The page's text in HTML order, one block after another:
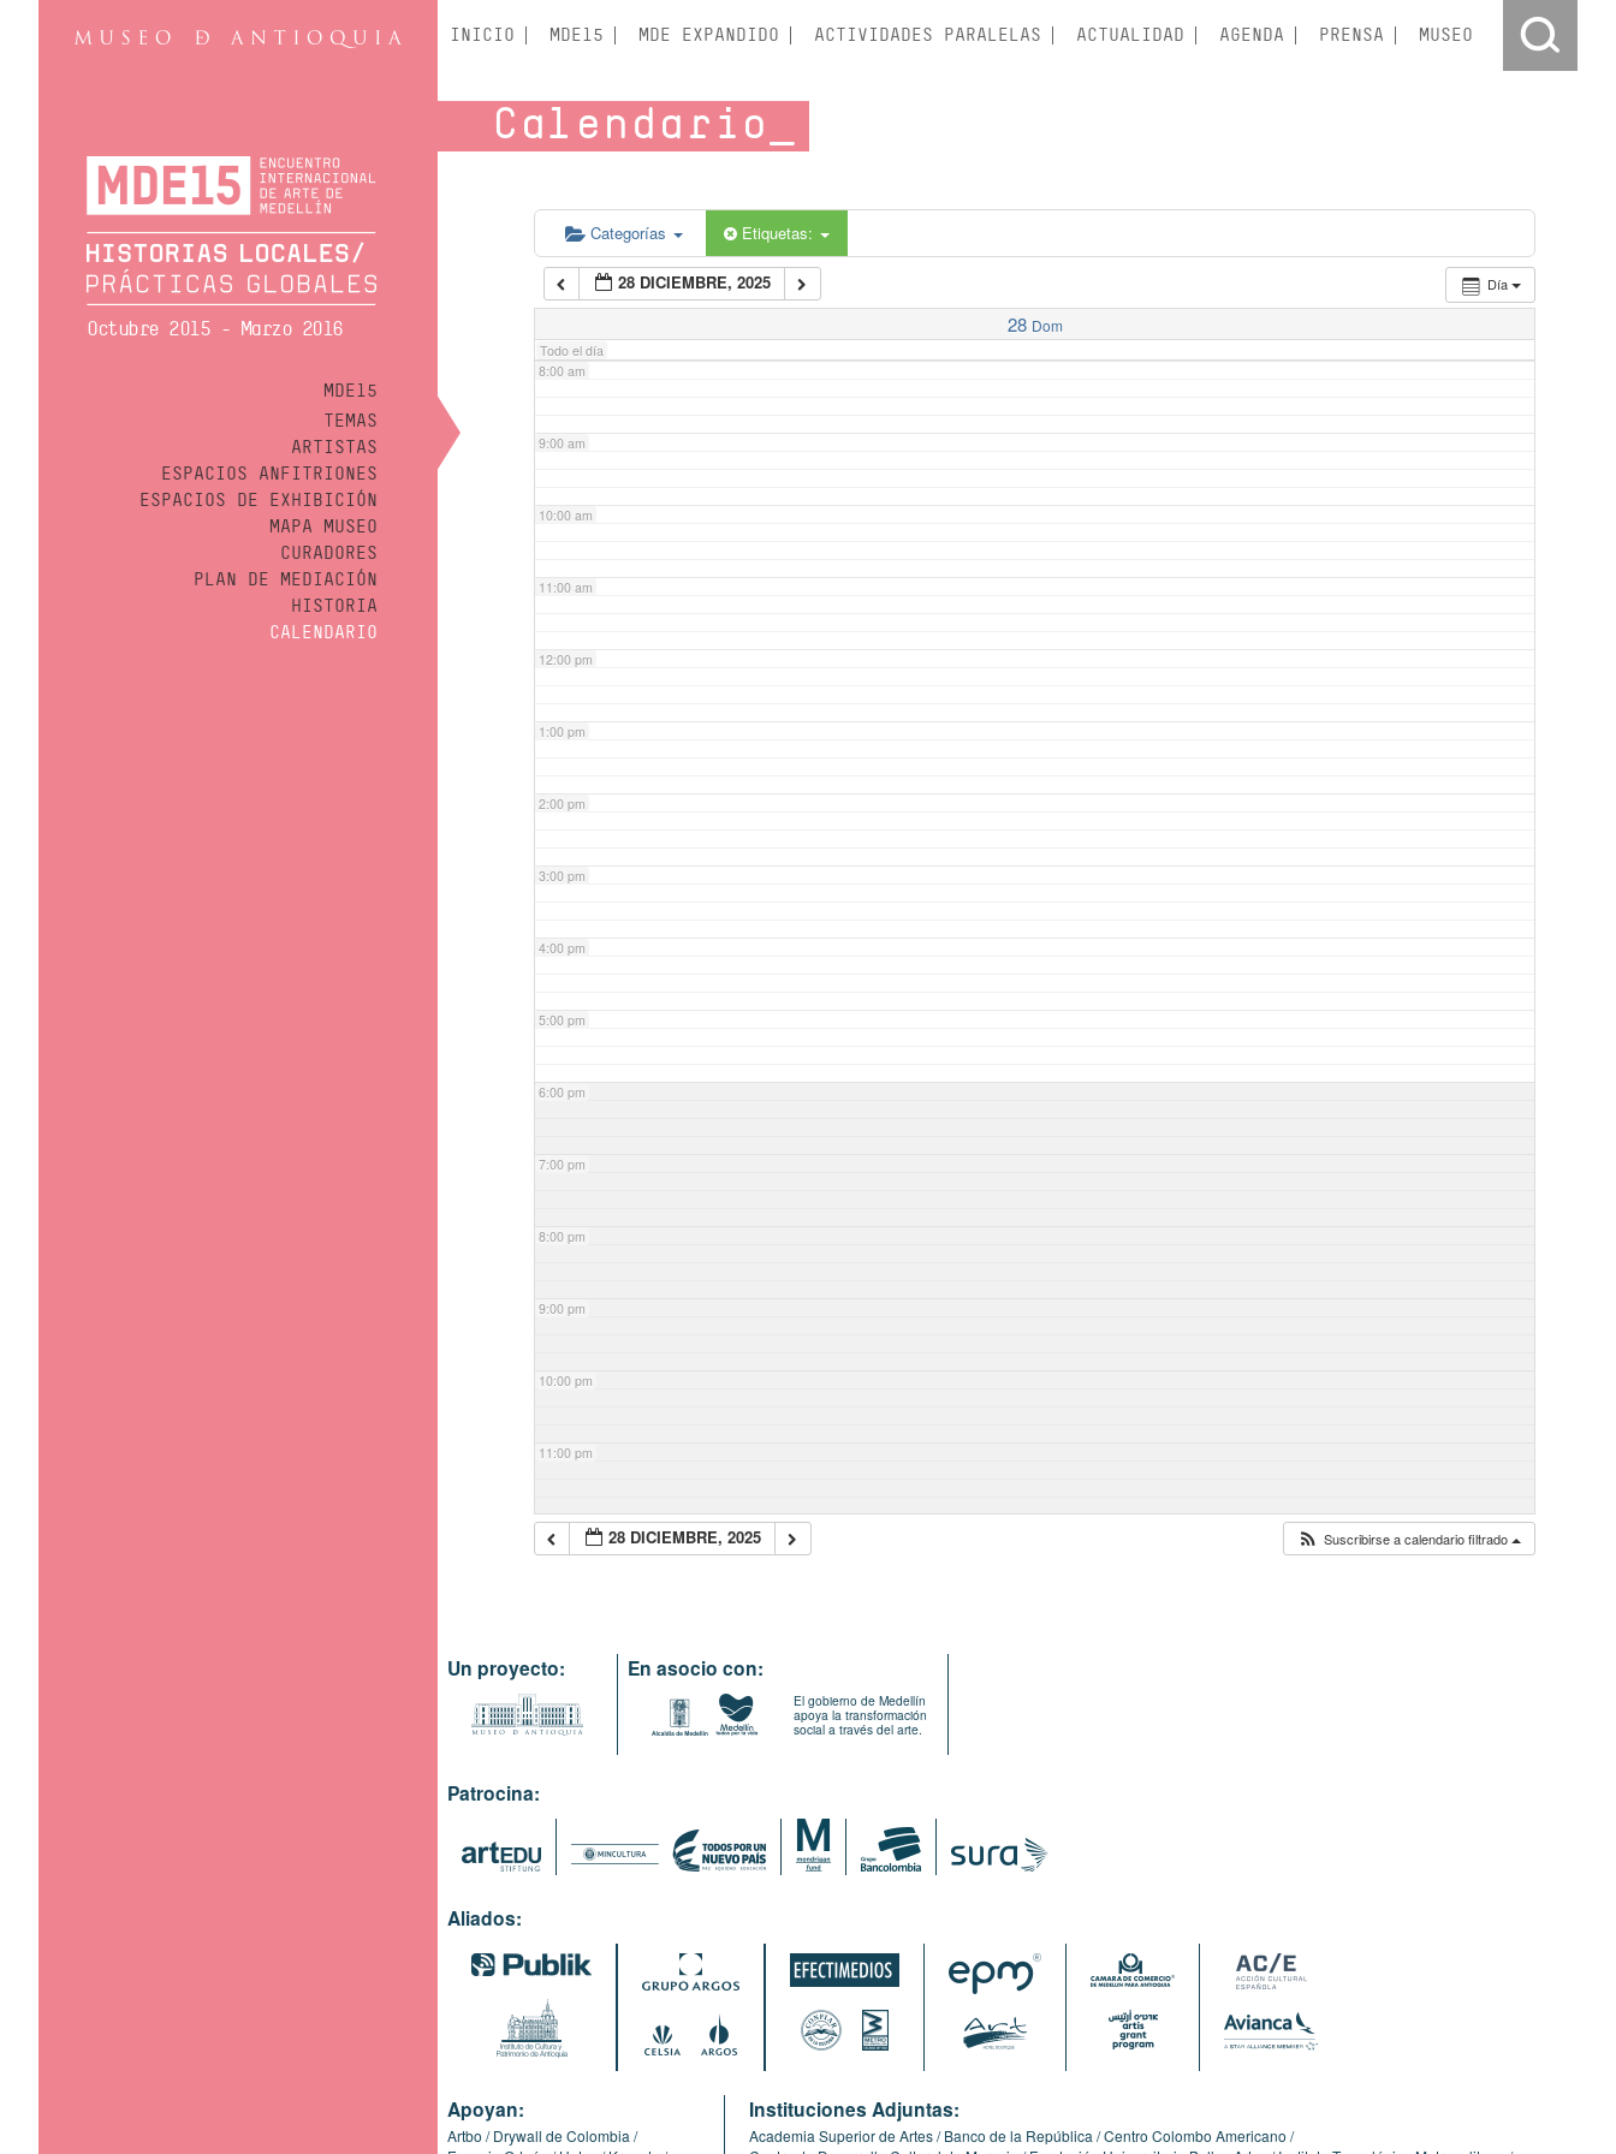
Octubre 2015 - Marzo 2016
MDE15
TEMAS
ARTISTAS
ESPACIOS ANFITRIONES
ESPACIOS DE EXHIBICIÓN
MAPA MUSEO
CURADORES
PLAN DE MEDIACIÓN
HISTORIA
CALENDARIO
INICIO MDE15 MDE EXPANDIDO ACTIVIDADES PARALELAS ACTUALIDAD AGENDA PRENSA MUSEO
Calendario
Categorías Etiquetas:
Día
28 DICIEMBRE, 2025
28 Dom
Todo el día
5:00 am
6:00 am
7:00 am
8:00 am
9:00 am
10:00 am
11:00 am
12:00 pm
1:00 pm
2:00 pm
3:00 pm
4:00 pm
5:00 pm
6:00 pm
7:00 pm
8:00 pm
9:00 pm
10:00 pm
11:00 pm
28 DICIEMBRE, 2025 Suscribirse a calendario filtrado
Un proyecto: En asocio con:
El gobierno de Medellín
apoya la transformación
social a través del arte.
Patrocina:
Aliados:
Apoyan:
Artbo
Drywall de Colombia
Instituciones Adjuntas:
Academia Superior de Artes Banco de la República Centro Colombo Americano